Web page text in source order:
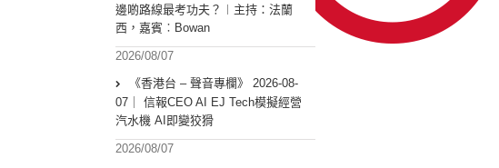
邊啲路線最考功夫？︱主持：法蘭
西，嘉賓︰Bowan
2026/08/07
《香港台 – 聲音專欄》 2026-08-
07｜ 信報CEO AI EJ Tech模擬經營
汽水機 AI即變狡猾
2026/08/07